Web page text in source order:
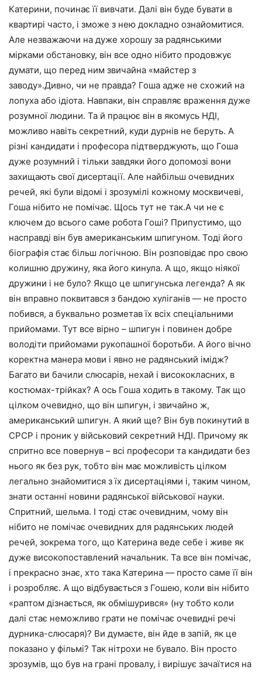
Катерини, починає її вивчати. Далі він буде бувати в
квартирі часто, і зможе з нею докладно ознайомитися.
Але незважаючи на дуже хорошу за радянськими
мірками обстановку, він все одно нібито продовжує
думати, що перед ним звичайна «майстер з
заводу».Дивно, чи не правда? Гоша адже не схожий на
лопуха або ідіота. Навпаки, він справляє враження дуже
розумної людини. Та й працює він в якомусь НДІ,
можливо навіть секретний, куди дурнів не беруть. А
різні кандидати і професора підтверджують, що Гоша
дуже розумний і тільки завдяки його допомозі вони
захищають свої дисертації. Але найбільш очевидних
речей, які були відомі і зрозумілі кожному москвичеві,
Гоша нібито не помічає. Щось тут не так.А чи не є
ключем до всього саме робота Гоші? Припустимо, що
насправді він був американським шпигуном. Тоді його
біографія стає більш логічною. Він розповідає про свою
колишню дружину, яка його кинула. А що, якщо ніякої
дружини і не було? Якщо це шпигунська легенда? А як
він вправно поквитався з бандою хуліганів — не просто
побився, а буквально розметав їх всіх спеціальними
прийомами. Тут все вірно – шпигун і повинен добре
володіти прийомами рукопашної боротьби. А його вічно
коректна манера мови і явно не радянський імідж?
Багато ви бачили слюсарів, нехай і висококласних, в
костюмах-трійках? А ось Гоша ходить в такому. Так що
цілком очевидно, що він шпигун, і звичайно ж,
американський шпигун. А який ще? Він був покинутий в
СРСР і проник у військовий секретний НДІ. Причому як
спритно все повернув – всі професори та кандидати без
нього як без рук, тобто він має можливість цілком
легально знайомитися з їх дисертаціями і, таким чином,
знати останні новини радянської військової науки.
Спритний, шельма. І тоді стає очевидним, чому він
нібито не помічає очевидних для радянських людей
речей, зокрема того, що Катерина веде себе і живе як
дуже високопоставлений начальник. Та все він помічає,
і прекрасно знає, хто така Катерина — просто саме її він
і розробляє. А що відбувається з Гошею, коли він нібито
«раптом дізнається, як обмішурився» (ну тобто коли
далі стає неможливо грати не помічає очевидні речі
дурника-слюсаря)? Ви думаєте, він йде в запій, як це
показано у фільмі? Так нітрохи не бувало. Він просто
зрозумів, що був на грані провалу, і вирішує зачаїтися на